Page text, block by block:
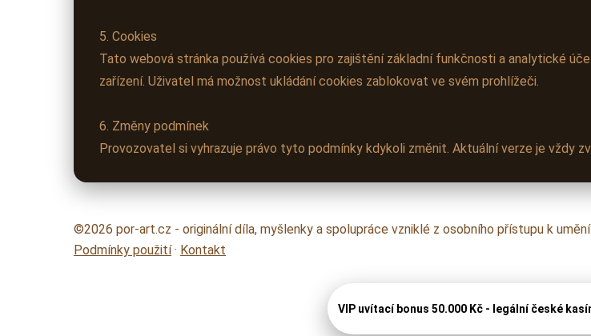
5. Cookies
Tato webová stránka používá cookies pro zajištění základní funkčnosti a analytické
zařízení. Uživatel má možnost ukládání cookies zablokovat ve svém prohlížeči.
6. Změny podmínek
Provozovatel si vyhrazuje právo tyto podmínky kdykoli změnit. Aktuální verze je vždy
©2026 por-art.cz - originální díla, myšlenky a spolupráce vzniklé z osobního přístupu k
Podmínky použití· Kontakt
VIP uvítací bonus 50.000 Kč - legální české